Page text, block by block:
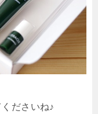
ださいね♪